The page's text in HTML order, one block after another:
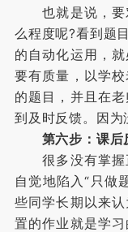
也就是说，要
么程度呢?看到题
的自动化运用，
要有质量，以学
的题目，并且在
到及时反馈。因为
第六步：课后
很多没有掌握
自觉地陷入“只做
些同学长期以来
置的作业就是学